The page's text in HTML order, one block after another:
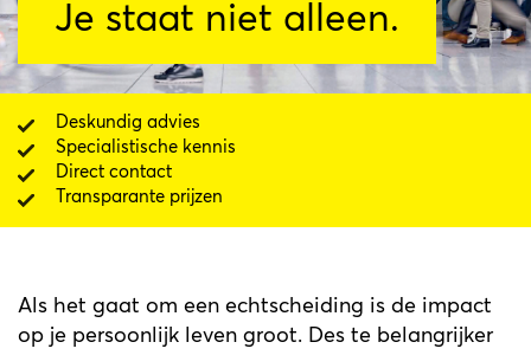
Je staat niet alleen.
Deskundig advies
Specialistische kennis
Direct contact
Transparante prijzen
Als het gaat om een echtscheiding is de impact
op je persoonlijk leven groot. Des te belangrijker